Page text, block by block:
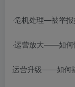
·危机处理—被举
·运营放大——如何
运营升级——如何